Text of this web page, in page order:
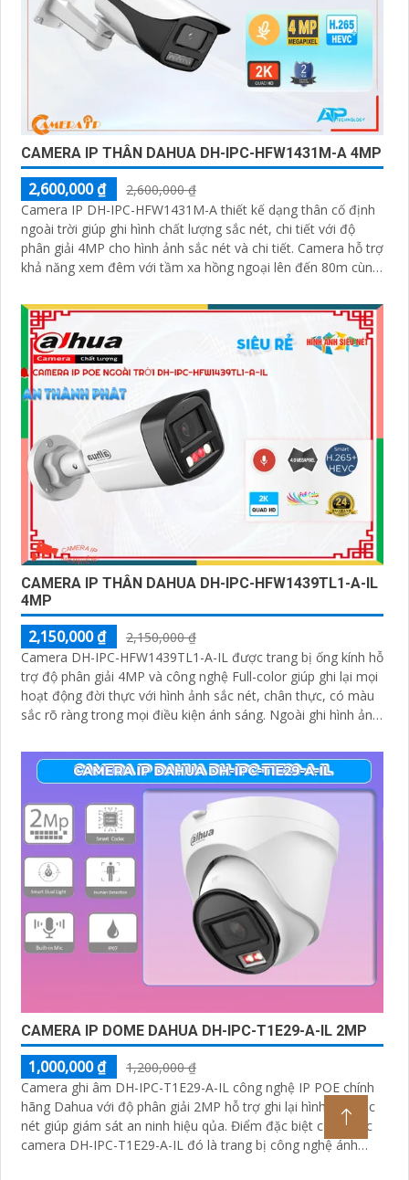
CAMERA IP THÂN DAHUA DH-IPC-HFW1431M-A 4MP
2,600,000 ₫
2,600,000 ₫
Camera IP DH-IPC-HFW1431M-A thiết kế dạng thân cố định
ngoài trời giúp ghi hình chất lượng sắc nét, chi tiết với độ
phân giải 4MP cho hình ảnh sắc nét và chi tiết. Camera hỗ trợ
khả năng xem đêm với tầm xa hồng ngoại lên đến 80m cùng
hiệu quả
CAMERA IP THÂN DAHUA DH-IPC-HFW1439TL1-A-IL
4MP
2,150,000 ₫
2,150,000 ₫
Camera DH-IPC-HFW1439TL1-A-IL được trang bị ống kính hỗ
trợ độ phân giải 4MP và công nghệ Full-color giúp ghi lại mọi
hoạt động đời thực với hình ảnh sắc nét, chân thực, có màu
sắc rõ ràng trong mọi điều kiện ánh sáng. Ngoài ghi hình ảnh,
thanh rõ ràng nhờ trang bị micro
CAMERA IP DOME DAHUA DH-IPC-T1E29-A-IL 2MP
1,000,000 ₫
1,200,000 ₫
Camera ghi âm DH-IPC-T1E29-A-IL công nghệ IP POE chính
hãng Dahua với độ phân giải 2MP hỗ trợ ghi lại hình ảnh sắc
nét giúp giám sát an ninh hiệu qủa. Điểm đặc biệt của chiếc
camera DH-IPC-T1E29-A-IL đó là trang bị công nghệ ánh